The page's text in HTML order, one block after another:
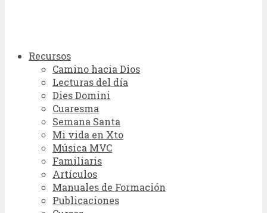
Recursos
Camino hacia Dios
Lecturas del día
Dies Domini
Cuaresma
Semana Santa
Mi vida en Xto
Música MVC
Familiaris
Artículos
Manuales de Formación
Publicaciones